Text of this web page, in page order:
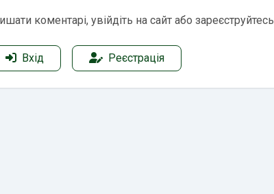
коментарі, увійдіть на сайт або зареєструйтесь
Вхід Реєстрація